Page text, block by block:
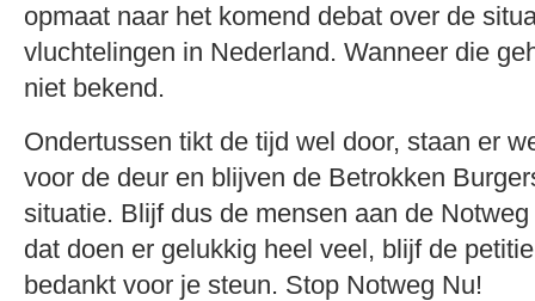
opmaat naar het komend debat over de
vluchtelingen in Nederland. Wanneer die
niet bekend.
Ondertussen tikt de tijd wel door, staan er
voor de deur en blijven de Betrokken
situatie. Blijf dus de mensen aan de
dat doen er gelukkig heel veel, blijf de
bedankt voor je steun. Stop Notweg Nu!